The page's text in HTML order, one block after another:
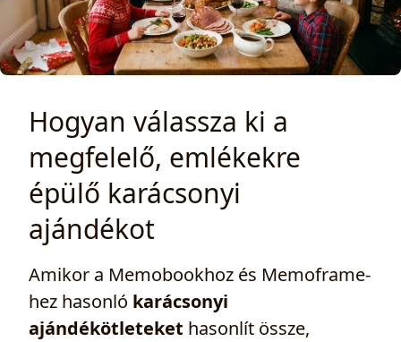
Hogyan válassza ki a
megfelelő, emlékekre
épülő karácsonyi
ajándékot
Amikor a Memobookhoz és Memoframe-
hez hasonló karácsonyi
ajándékötleteket hasonlít össze,